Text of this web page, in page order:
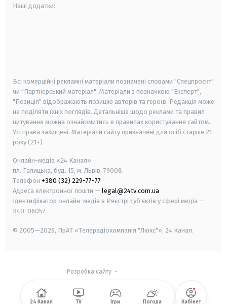
Наші додатки:
Всі комерційні рекламні матеріали позначені словами "Спецпроєкт"
чи "Партнерський матеріал". Матеріали з позначкою "Експерт",
"Позиція" відображають позицію авторів та героїв. Редакція може
не поділяти їхніх поглядів. Детальніше щодо реклами та правил
цитування можна ознайомитись в правилах користування сайтом.
Усі права захищені. Матеріали сайту призначені для осіб старше 21
року (21+)
Онлайн-медіа «24 Канал»
пл. Галицька, буд. 15, м. Львів, 79008
Телефон +380 (32) 229-77-77
Адреса електронної пошти — legal@24tv.com.ua
Ідентифікатор онлайн-медіа в Реєстрі суб'єктів у сфері медіа —
R40-06057
© 2005—2026, ПрАТ «Телерадіокомпанія "Люкс"», 24 Канал.
Розробка сайту-
24 Канал TV Ігри Погода Кабінет